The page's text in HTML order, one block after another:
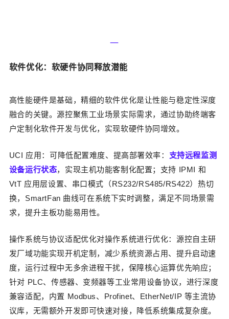
—‍
软件优化：软硬件协同释放潜能
高性能硬件是基础，精细的软件优化是让性能与稳定性深度
融合的关键。源控聚焦工业场景实际需求，通过协助终端客
户定制化软件开发与优化，实现软硬件协同增效。
UCI 应用：可降低配置难度、提高部署效率： 支持远程监测
设备运行状态，实现主机功能客制化配置；支持 IPMI 和
VtT 应用层设置、串口模式（RS232/RS485/RS422）热切
换，SmartFan 曲线可在系统下实时调整，满足不同场景需
求，提升主板功能易用性。
操作系统与协议适配优化对操作系统进行优化：源控自主研
发厂域功能实现开机定制，减少系统资源占用、提升启动速
度，运行过程中无多余进程干扰，保障核心运算优先响应；
针对 PLC、传感器、变频器等工业常用设备协议，进行深度
兼容适配，内置 Modbus、Profinet、EtherNet/IP 等主流协
议库，无需额外开发即可快速对接，降低系统集成复杂度。